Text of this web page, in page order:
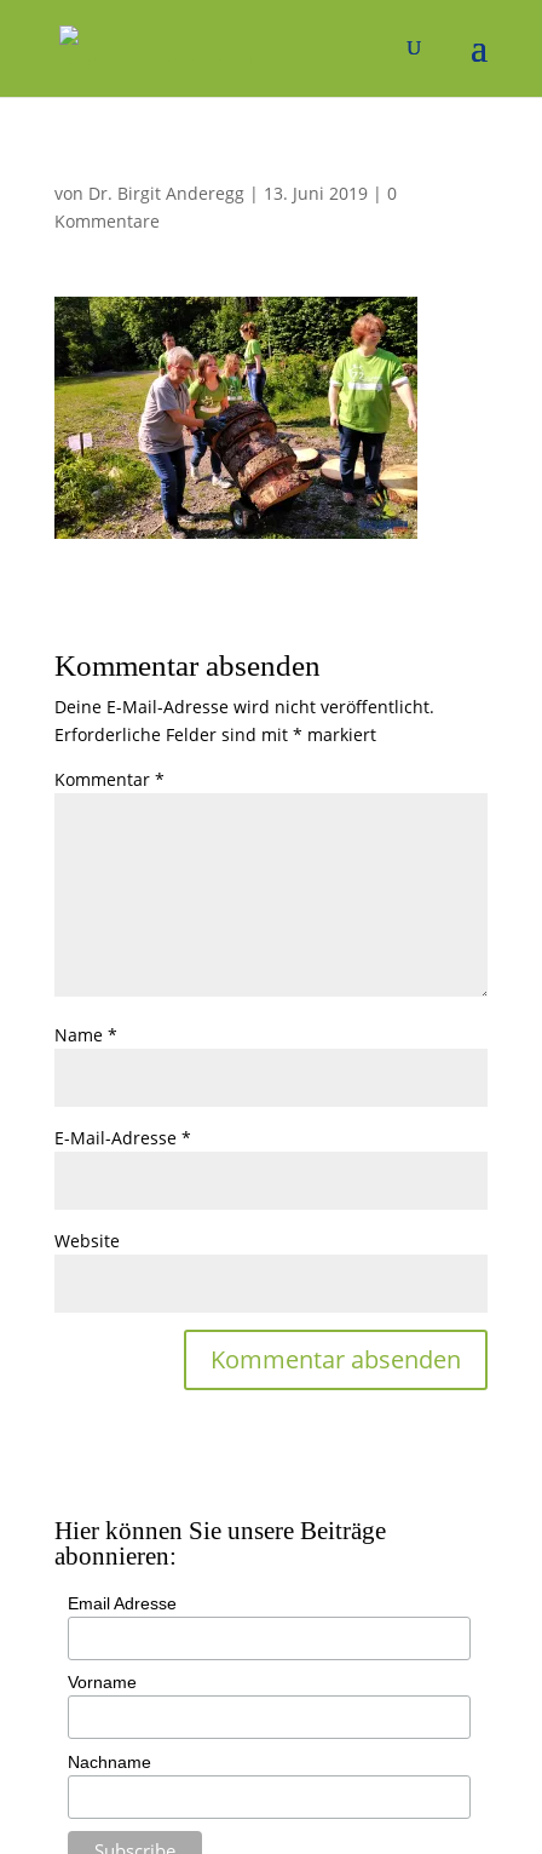
von Dr. Birgit Anderegg| 13. Juni 2019| 0
Kommentare
Kommentar absenden
Deine E-Mail-Adresse wird nicht veröffentlicht.
Erforderliche Felder sind mit * markiert
Kommentar *
Name *
E-Mail-Adresse *
Website
Hier können Sie unsere Beiträge
abonnieren:
Email Adresse
Vorname
Nachname